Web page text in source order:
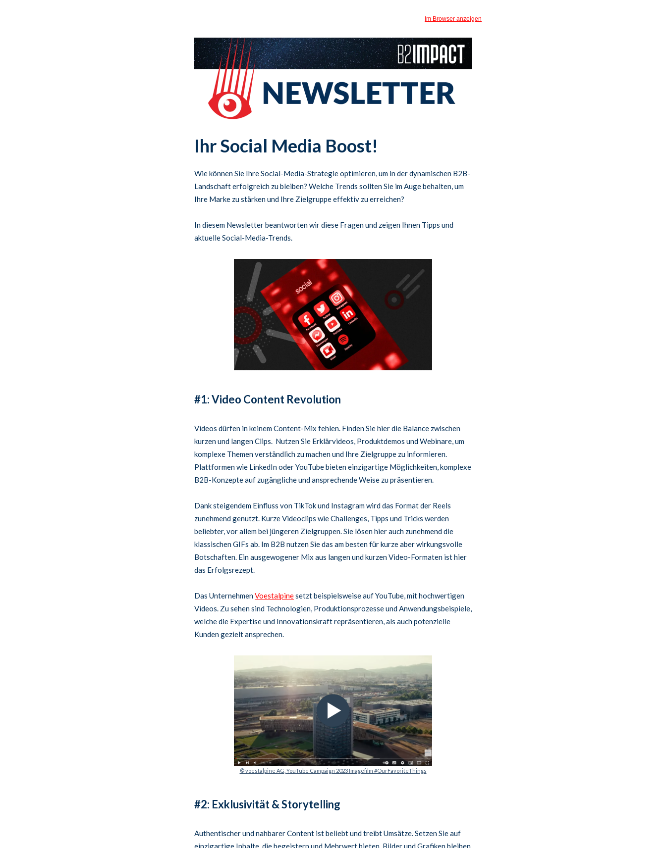
Im Browser anzeigen
Ihr Social Media Boost!
Wie können Sie Ihre Social-Media-Strategie optimieren, um in der dynamischen B2B-
Landschaft erfolgreich zu bleiben? Welche Trends sollten Sie im Auge behalten, um
Ihre Marke zu stärken und Ihre Zielgruppe effektiv zu erreichen?
In diesem Newsletter beantworten wir diese Fragen und zeigen Ihnen Tipps und
aktuelle Social-Media-Trends.
#1: Video Content Revolution
Videos dürfen in keinem Content-Mix fehlen. Finden Sie hier die Balance zwischen
kurzen und langen Clips. Nutzen Sie Erklärvideos, Produktdemos und Webinare, um
komplexe Themen verständlich zu machen und Ihre Zielgruppe zu informieren.
Plattformen wie LinkedIn oder YouTube bieten einzigartige Möglichkeiten, komplexe
B2B-Konzepte auf zugängliche und ansprechende Weise zu präsentieren.
Dank steigendem Einfluss von TikTok und Instagram wird das Format der Reels
zunehmend genutzt. Kurze Videoclips wie Challenges, Tipps und Tricks werden
beliebter, vor allem bei jüngeren Zielgruppen. Sie lösen hier auch zunehmend die
klassischen GIFs ab. Im B2B nutzen Sie das am besten für kurze aber wirkungsvolle
Botschaften. Ein ausgewogener Mix aus langen und kurzen Video-Formaten ist hier
das Erfolgsrezept.
Das UnternehmenVoestalpinesetzt beispielsweise auf YouTube, mit hochwertigen
Videos. Zu sehen sind Technologien, Produktionsprozesse und Anwendungsbeispiele,
welche die Expertise und Innovationskraft repräsentieren, als auch potenzielle
Kunden gezielt ansprechen.
© voestalpine AG, YouTube Campaign 2023 Imagefilm #OurFavoriteThings
#2: Exklusivität & Storytelling
Authentischer und nahbarer Content ist beliebt und treibt Umsätze. Setzen Sie auf
einzigartige Inhalte, die begeistern und Mehrwert bieten. Bilder und Grafiken bleiben